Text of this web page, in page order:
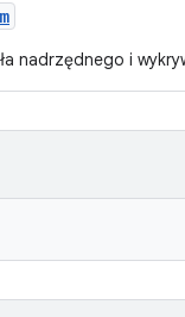
nadrzędnego i